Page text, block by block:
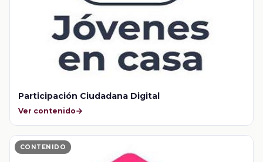
Participación Ciudadana Digital
Ver contenido
CONTENIDO